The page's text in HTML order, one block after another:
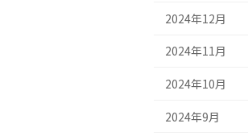
2024年12月
2024年11月
2024年10月
2024年9月